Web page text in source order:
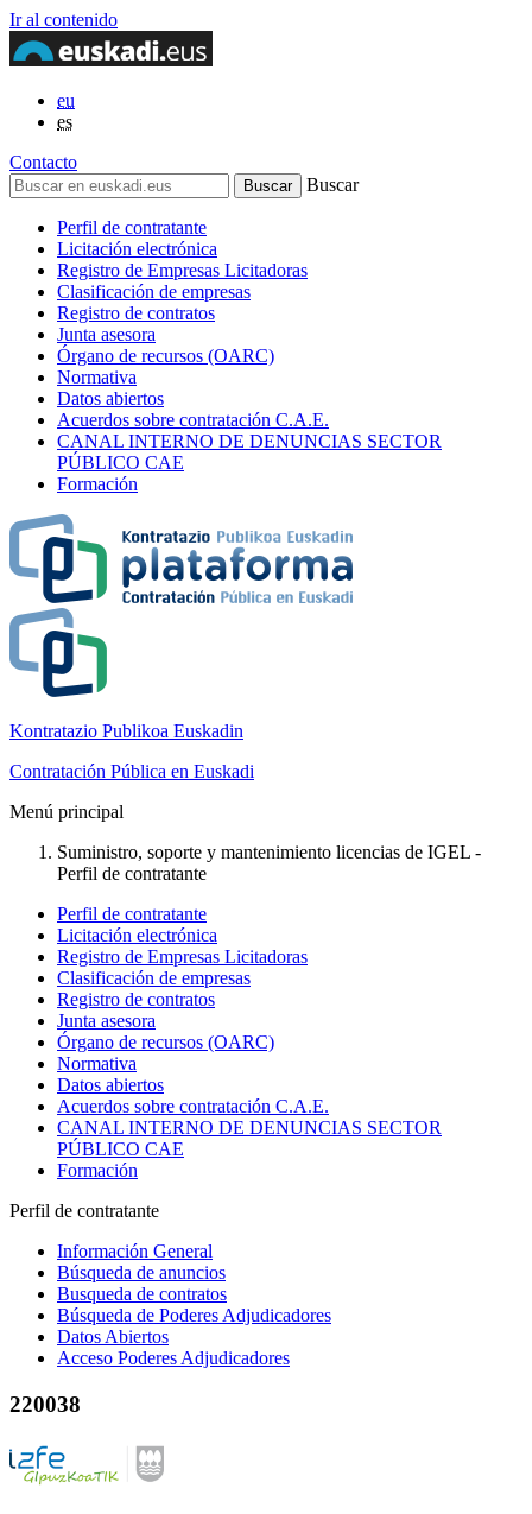
Ir al contenido
eu
es
Contacto
Buscar
Perfil de contratante
Licitación electrónica
Registro de Empresas Licitadoras
Clasificación de empresas
Registro de contratos
Junta asesora
Órgano de recursos (OARC)
Normativa
Datos abiertos
Acuerdos sobre contratación C.A.E.
CANAL INTERNO DE DENUNCIAS SECTOR
PÚBLICO CAE
Formación
Kontratazio Publikoa Euskadin
Contratación Pública en Euskadi
Menú principal
Suministro, soporte y mantenimiento licencias de IGEL -
Perfil de contratante
Perfil de contratante
Licitación electrónica
Registro de Empresas Licitadoras
Clasificación de empresas
Registro de contratos
Junta asesora
Órgano de recursos (OARC)
Normativa
Datos abiertos
Acuerdos sobre contratación C.A.E.
CANAL INTERNO DE DENUNCIAS SECTOR
PÚBLICO CAE
Formación
Perfil de contratante
Información General
Búsqueda de anuncios
Busqueda de contratos
Búsqueda de Poderes Adjudicadores
Datos Abiertos
Acceso Poderes Adjudicadores
220038